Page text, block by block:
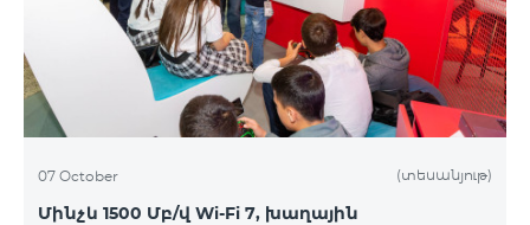
07 October (տեսանյութ)
Մինչև 1500 Մբ/վ Wi-Fi 7, խաղային